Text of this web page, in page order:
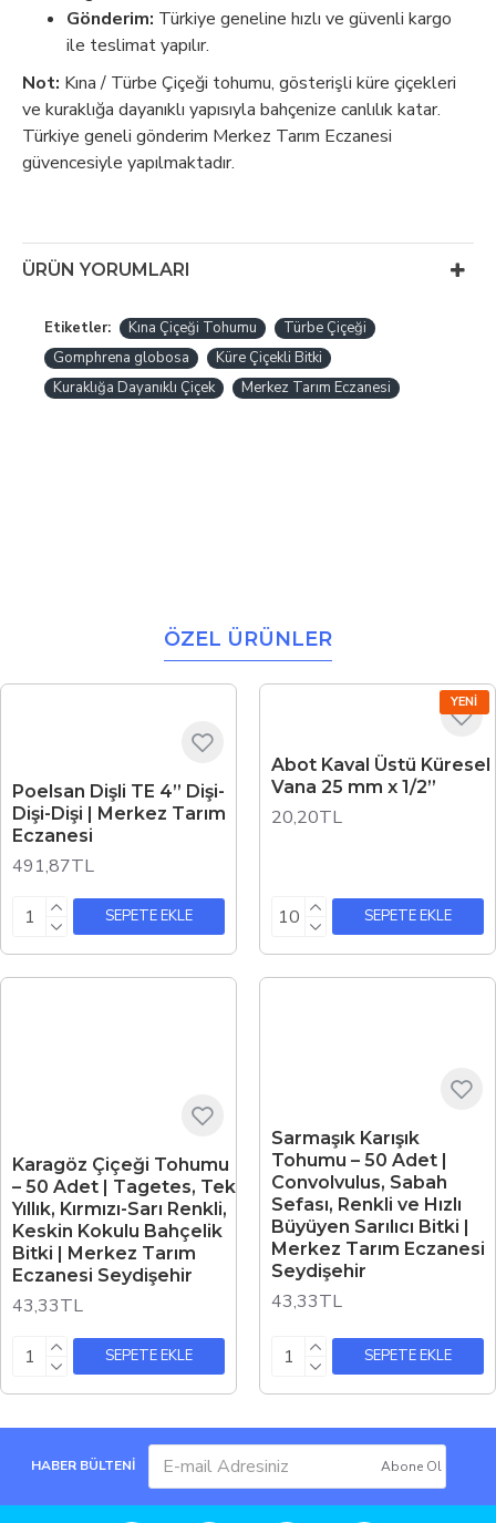
Gönderim: Türkiye geneline hızlı ve güvenli kargo
ile teslimat yapılır.
Not: Kına / Türbe Çiçeği tohumu, gösterişli küre çiçekleri
ve kuraklığa dayanıklı yapısıyla bahçenize canlılık katar.
Türkiye geneli gönderim Merkez Tarım Eczanesi
güvencesiyle yapılmaktadır.
ÜRÜN YORUMLARI
Etiketler: Kına Çiçeği Tohumu
Türbe Çiçeği
Gomphrena globosa
Küre Çiçekli Bitki
Kuraklığa Dayanıklı Çiçek
Merkez Tarım Eczanesi
ÖZEL ÜRÜNLER
Poelsan Dişli TE 4” Dişi-
Dişi-Dişi | Merkez Tarım
Eczanesi
491,87TL
SEPETE EKLE
YENI
Abot Kaval Üstü Küresel
Vana 25 mm x 1/2”
20,20TL
SEPETE EKLE
Karagöz Çiçeği Tohumu
– 50 Adet | Tagetes, Tek
Yıllık, Kırmızı-Sarı Renkli,
Keskin Kokulu Bahçelik
Bitki | Merkez Tarım
Eczanesi Seydişehir
43,33TL
SEPETE EKLE
Sarmaşık Karışık
Tohumu – 50 Adet |
Convolvulus, Sabah
Sefası, Renkli ve Hızlı
Büyüyen Sarılıcı Bitki |
Merkez Tarım Eczanesi
Seydişehir
43,33TL
SEPETE EKLE
HABER BÜLTENİ Abone Ol